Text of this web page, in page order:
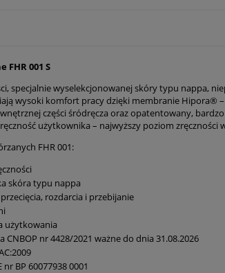
FHR 001 S
specjalnie wyselekcjonowanej skóry typu nappa,
wysoki komfort pracy dzięki membranie Hipora®
części śródręcza oraz opatentowany,
użytkownika – najwyższy poziom zręczności
FHR 001:
skóra typu nappa
rozdarcia i przebijanie
użytkowania
CNBOP nr 4428/2021 ważne do dnia 31.08.2026
BP 60077938 0001